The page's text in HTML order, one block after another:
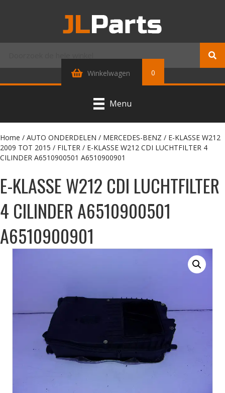
Winkelwagen 0
Menu
Home / AUTO ONDERDELEN / MERCEDES-BENZ / E-KLASSE W212
2009 TOT 2015 / FILTER / E-KLASSE W212 CDI LUCHTFILTER 4
CILINDER A6510900501 A6510900901
E-KLASSE W212 CDI LUCHTFILTER
4 CILINDER A6510900501
A6510900901